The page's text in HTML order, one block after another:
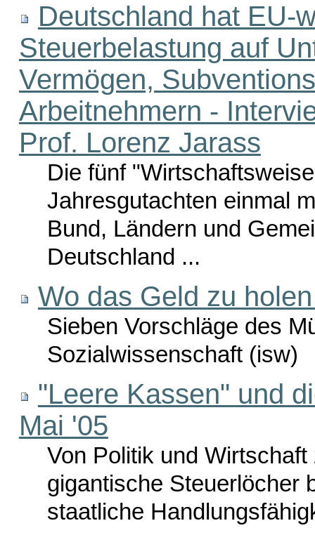
Deutschland hat EU-
Steuerbelastung auf
Vermögen,
Arbeitnehmern -
Prof. Lorenz Jarass
Die fünf
Jahresgutachten einmal
Bund, Ländern und
Deutschland ...
Wo das Geld zu
Sieben Vorschläge des
Sozialwissenschaft (isw)
"Leere Kassen" und
Mai '05
Von Politik und
gigantische Steuerlöcher
staatliche